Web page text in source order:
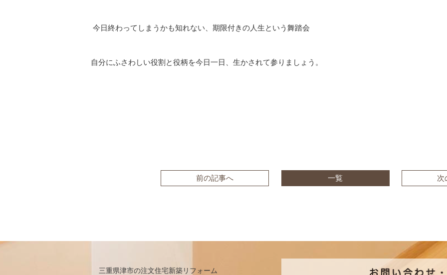
今日終わってしまうかも知れない、期限付きの人生という舞踏会
自分にふさわしい役割と役柄を今日一日、生かされて参りましょう。
前の記事へ 一覧 次
三重県津市の注文住宅新築リフォーム